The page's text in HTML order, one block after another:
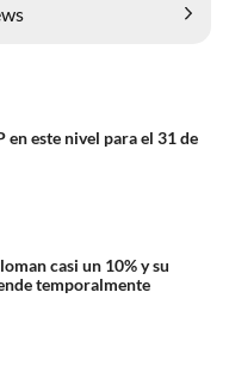
en este nivel para el 31 de
casi un 10% y su
temporalmente